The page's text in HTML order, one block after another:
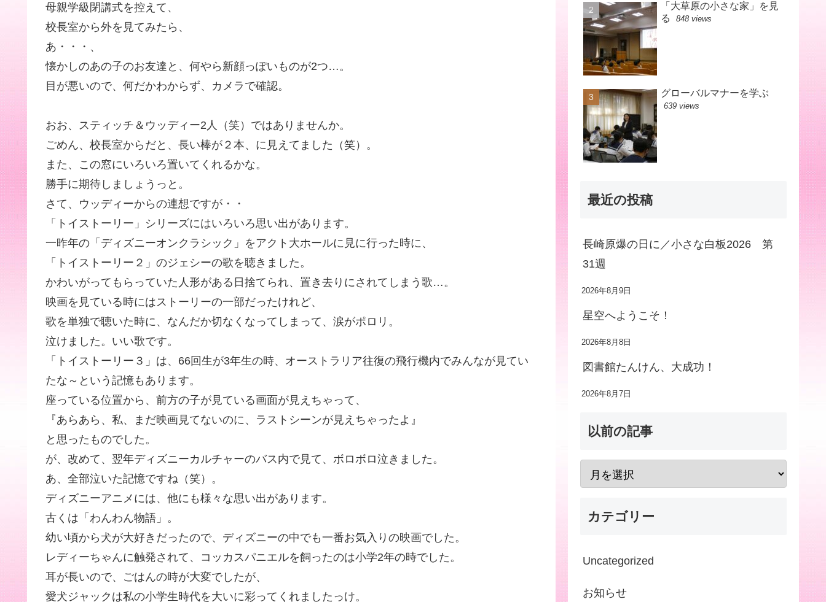
母親学級閉講式を控えて、
校長室から外を見てみたら、
あ・・・、
懐かしのあの子のお友達と、何やら新顔っぽいものが2つ…。
目が悪いので、何だかわからず、カメラで確認。
おお、スティッチ＆ウッディー2人（笑）ではありませんか。
ごめん、校長室からだと、長い棒が２本、に見えてました（笑）。
また、この窓にいろいろ置いてくれるかな。
勝手に期待しましょうっと。
さて、ウッディーからの連想ですが・・
「トイストーリー」シリーズにはいろいろ思い出があります。
一昨年の「ディズニーオンクラシック」をアクト大ホールに見に行った時に、
「トイストーリー２」のジェシーの歌を聴きました。
かわいがってもらっていた人形がある日捨てられ、置き去りにされてしまう歌…。
映画を見ている時にはストーリーの一部だったけれど、
歌を単独で聴いた時に、なんだか切なくなってしまって、涙がポロリ。
泣けました。いい歌です。
「トイストーリー３」は、66回生が3年生の時、オーストラリア往復の飛行機内でみんなが見てい
たな～という記憶もあります。
座っている位置から、前方の子が見ている画面が見えちゃって、
『あらあら、私、まだ映画見てないのに、ラストシーンが見えちゃったよ』
と思ったものでした。
が、改めて、翌年ディズニーカルチャーのバス内で見て、ボロボロ泣きました。
あ、全部泣いた記憶ですね（笑）。
ディズニーアニメには、他にも様々な思い出があります。
古くは「わんわん物語」。
幼い頃から犬が大好きだったので、ディズニーの中でも一番お気入りの映画でした。
レディーちゃんに触発されて、コッカスパニエルを飼ったのは小学2年の時でした。
耳が長いので、ごはんの時が大変でしたが、
愛犬ジャックは私の小学生時代を大いに彩ってくれましたっけ。
「大草原の小さな家」を見
る
848 views
グローバルマナーを学ぶ
639 views
最近の投稿
長崎原爆の日に／小さな白板2026 第
31週
2026年8月9日
星空へようこそ！
2026年8月8日
図書館たんけん、大成功！
2026年8月7日
以前の記事
カテゴリー
Uncategorized
お知らせ